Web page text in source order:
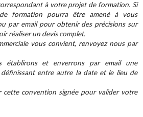
à votre projet de formation. Si
formation pourra être amené à vous
par email pour obtenir des précisions sur
réaliser un devis complet.
vous convient, renvoyez nous par
et enverrons par email une
entre autre la date et le lieu de
cette convention signée pour valider votre